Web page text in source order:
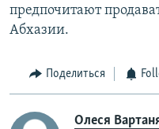
предпочитают
Абхазии.
Поделиться
Олеся